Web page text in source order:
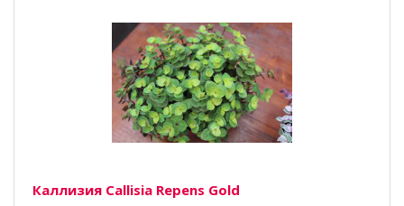
Каллизия Callisia Repens Gold